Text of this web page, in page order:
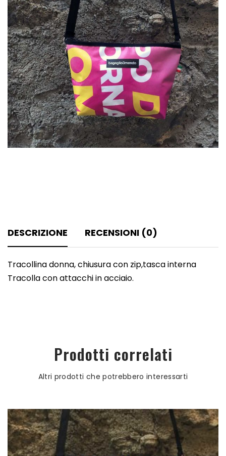
DESCRIZIONE RECENSIONI (0)
Tracollina donna, chiusura con zip,tasca interna
Tracolla con attacchi in acciaio.
Prodotti correlati
Altri prodotti che potrebbero interessarti